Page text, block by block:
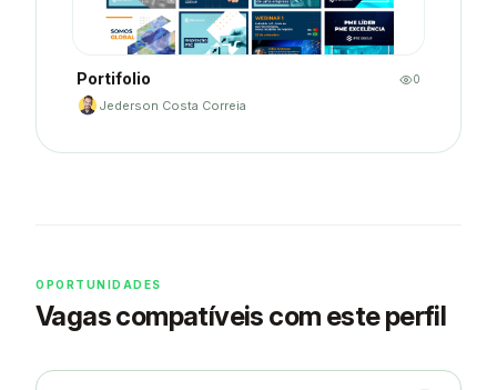
Portifolio
Jederson Costa Correia
0
OPORTUNIDADES
Vagas compatíveis com este perfil